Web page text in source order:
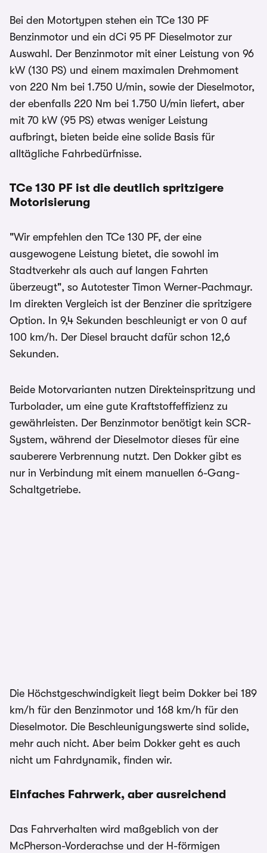
Bei den Motortypen stehen ein TCe 130 PF
Benzinmotor und ein dCi 95 PF Dieselmotor zur
Auswahl. Der Benzinmotor mit einer Leistung von 96
kW (130 PS) und einem maximalen Drehmoment
von 220 Nm bei 1.750 U/min, sowie der Dieselmotor,
der ebenfalls 220 Nm bei 1.750 U/min liefert, aber
mit 70 kW (95 PS) etwas weniger Leistung
aufbringt, bieten beide eine solide Basis für
alltägliche Fahrbedürfnisse.
TCe 130 PF ist die deutlich spritzigere
Motorisierung
"Wir empfehlen den TCe 130 PF, der eine
ausgewogene Leistung bietet, die sowohl im
Stadtverkehr als auch auf langen Fahrten
überzeugt", so Autotester Timon Werner-Pachmayr.
Im direkten Vergleich ist der Benziner die spritzigere
Option. In 9,4 Sekunden beschleunigt er von 0 auf
100 km/h. Der Diesel braucht dafür schon 12,6
Sekunden.
Beide Motorvarianten nutzen Direkteinspritzung und
Turbolader, um eine gute Kraftstoffeffizienz zu
gewährleisten. Der Benzinmotor benötigt kein SCR-
System, während der Dieselmotor dieses für eine
sauberere Verbrennung nutzt. Den Dokker gibt es
nur in Verbindung mit einem manuellen 6-Gang-
Schaltgetriebe.
Die Höchstgeschwindigkeit liegt beim Dokker bei 189
km/h für den Benzinmotor und 168 km/h für den
Dieselmotor. Die Beschleunigungswerte sind solide,
mehr auch nicht. Aber beim Dokker geht es auch
nicht um Fahrdynamik, finden wir.
Einfaches Fahrwerk, aber ausreichend
Das Fahrverhalten wird maßgeblich von der
McPherson-Vorderachse und der H-förmigen